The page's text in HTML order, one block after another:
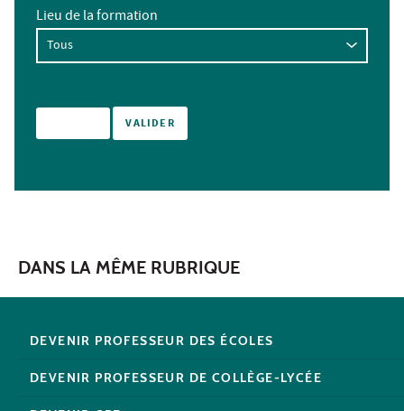
Lieu de la formation
DANS LA MÊME RUBRIQUE
DEVENIR PROFESSEUR DES ÉCOLES
DEVENIR PROFESSEUR DE COLLÈGE-LYCÉE